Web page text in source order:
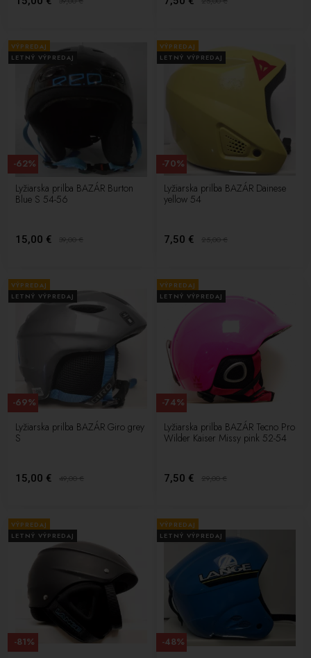
VÝPREDAJ
LETNÝ VÝPREDAJ
Lyžiarska prilba BAZÁR Burton
Blue S 54-56
15,00 € 39,00€
-62%
VÝPREDAJ
LETNÝ VÝPREDAJ
Lyžiarska prilba BAZÁR Dainese
yellow 54
7,50 € 25,00€
-70%
VÝPREDAJ
LETNÝ VÝPREDAJ
Lyžiarska prilba BAZÁR Giro grey
S
15,00 € 49,00€
-69%
VÝPREDAJ
LETNÝ VÝPREDAJ
Lyžiarska prilba BAZÁR Tecno Pro
Wilder Kaiser Missy pink 52-54
7,50 € 29,00€
-74%
VÝPREDAJ
LETNÝ VÝPREDAJ
-81%
VÝPREDAJ
LETNÝ VÝPREDAJ
-48%